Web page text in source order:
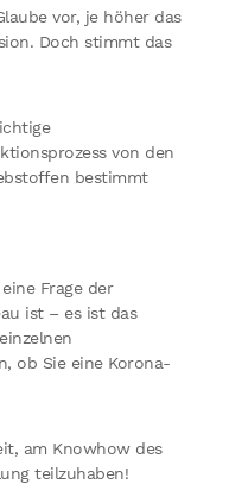
vor, je höher das
Doch stimmt das
von den
bestimmt
Frage der
ist – es ist das
ob Sie eine Korona-
am Knowhow des
teilzuhaben!